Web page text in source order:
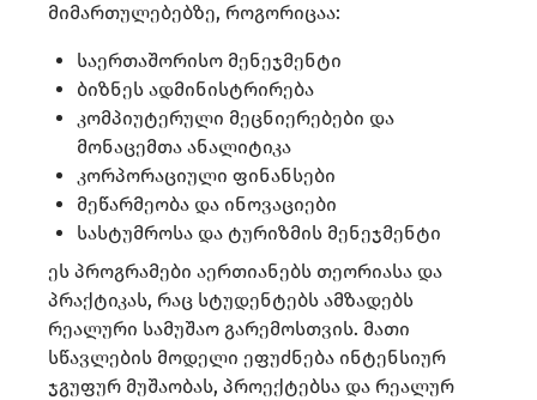
მიმართულებებზე, როგორიცაა:
საერთაშორისო მენეჯმენტი
ბიზნეს ადმინისტრირება
კომპიუტერული მეცნიერებები და
მონაცემთა ანალიტიკა
კორპორაციული ფინანსები
მეწარმეობა და ინოვაციები
სასტუმროსა და ტურიზმის მენეჯმენტი
ეს პროგრამები აერთიანებს თეორიასა და
პრაქტიკას, რაც სტუდენტებს ამზადებს
რეალური სამუშაო გარემოსთვის. მათი
სწავლების მოდელი ეფუძნება ინტენსიურ
ჯგუფურ მუშაობას, პროექტებსა და რეალურ